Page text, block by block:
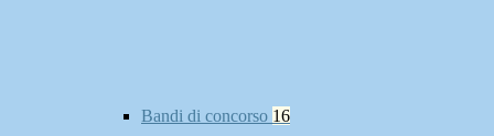
Bandi di concorso 16